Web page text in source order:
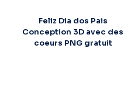
Feliz Dia dos Pais
Conception 3D avec des
coeurs PNG gratuit